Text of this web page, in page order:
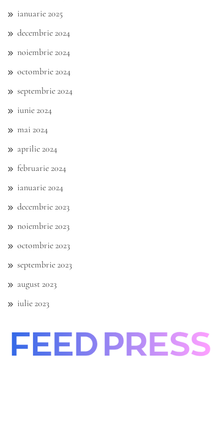
ianuarie 2025
decembrie 2024
noiembrie 2024
octombrie 2024
septembrie 2024
iunie 2024
mai 2024
aprilie 2024
februarie 2024
ianuarie 2024
decembrie 2023
noiembrie 2023
octombrie 2023
septembrie 2023
august 2023
iulie 2023